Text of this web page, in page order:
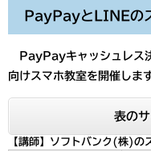
PayPayとLINEの
PayPayキャッシュレス
向けスマホ教室を開催します
表の
【講師】ソフトバンク(株)の